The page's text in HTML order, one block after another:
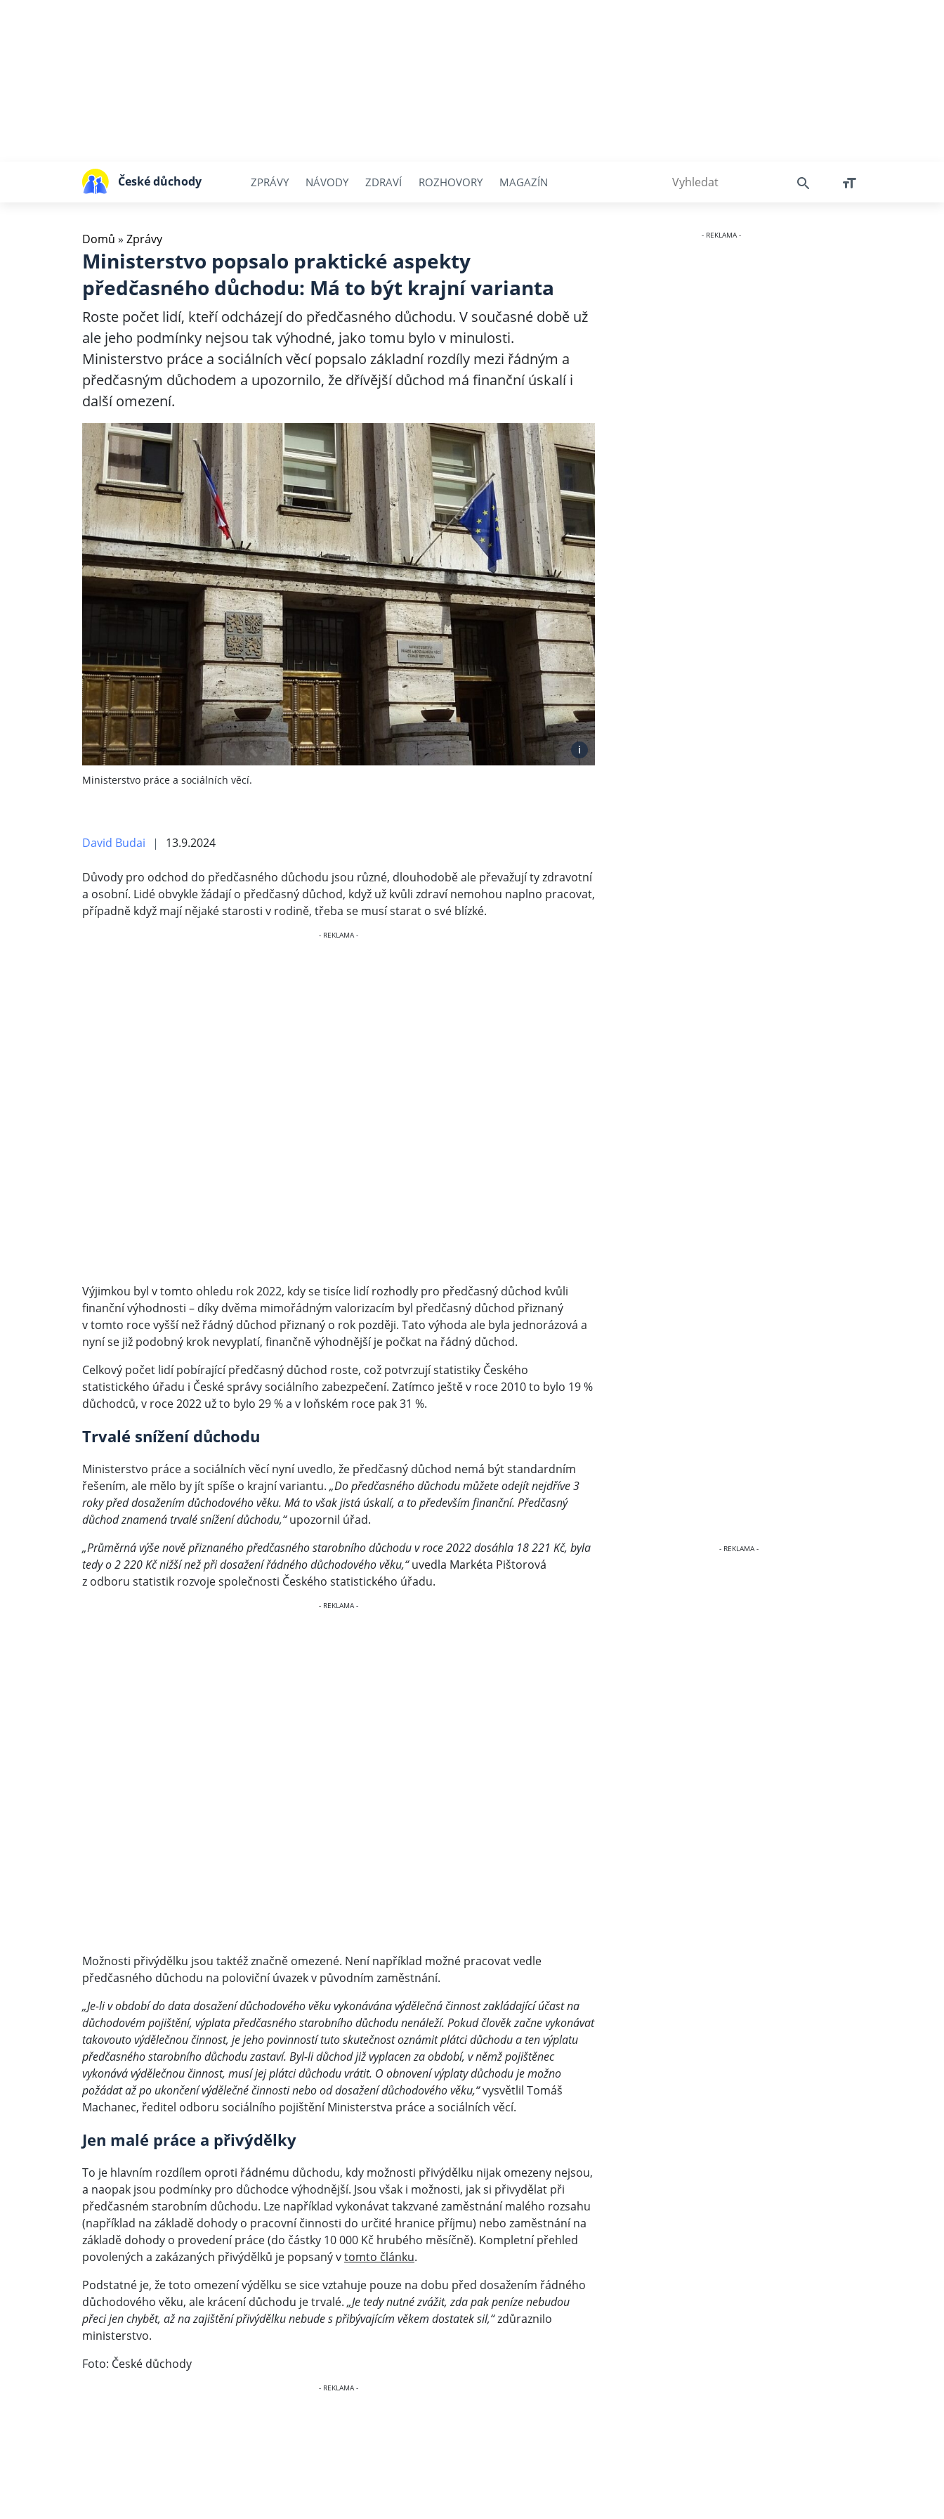
České důchody ZPRÁVY NÁVODY ZDRAVÍ ROZHOVORY MAGAZÍN
Domů » Zprávy
Ministerstvo popsalo praktické aspekty
předčasného důchodu: Má to být krajní varianta
Roste počet lidí, kteří odcházejí do předčasného důchodu. V současné době už
ale jeho podmínky nejsou tak výhodné, jako tomu bylo v minulosti.
Ministerstvo práce a sociálních věcí popsalo základní rozdíly mezi řádným a
předčasným důchodem a upozornilo, že dřívější důchod má finanční úskalí i
další omezení.
i
Ministerstvo práce a sociálních věcí.
David Budai 13.9.2024
Důvody pro odchod do předčasného důchodu jsou různé, dlouhodobě ale převažují ty zdravotní
a osobní. Lidé obvykle žádají o předčasný důchod, když už kvůli zdraví nemohou naplno pracovat,
případně když mají nějaké starosti v rodině, třeba se musí starat o své blízké.
Výjimkou byl v tomto ohledu rok 2022, kdy se tisíce lidí rozhodly pro předčasný důchod kvůli
finanční výhodnosti – díky dvěma mimořádným valorizacím byl předčasný důchod přiznaný
v tomto roce vyšší než řádný důchod přiznaný o rok později. Tato výhoda ale byla jednorázová a
nyní se již podobný krok nevyplatí, finančně výhodnější je počkat na řádný důchod.
Celkový počet lidí pobírající předčasný důchod roste, což potvrzují statistiky Českého
statistického úřadu i České správy sociálního zabezpečení. Zatímco ještě v roce 2010 to bylo 19 %
důchodců, v roce 2022 už to bylo 29 % a v loňském roce pak 31 %.
Trvalé snížení důchodu
Ministerstvo práce a sociálních věcí nyní uvedlo, že předčasný důchod nemá být standardním
řešením, ale mělo by jít spíše o krajní variantu. „Do předčasného důchodu můžete odejít nejdříve 3
roky před dosažením důchodového věku. Má to však jistá úskalí, a to především finanční. Předčasný
důchod znamená trvalé snížení důchodu,“upozornil úřad.
„Průměrná výše nově přiznaného předčasného starobního důchodu v roce 2022 dosáhla 18 221 Kč, byla
tedy o 2 220 Kč nižší než při dosažení řádného důchodového věku,“uvedla Markéta Pištorová
z odboru statistik rozvoje společnosti Českého statistického úřadu.
​Možnosti přivýdělku jsou taktéž značně omezené. Není například možné pracovat vedle
předčasného důchodu na poloviční úvazek v původním zaměstnání.
„Je-li v období do data dosažení důchodového věku vykonávána výdělečná činnost zakládající účast na
důchodovém pojištění, výplata předčasného starobního důchodu nenáleží. Pokud člověk začne vykonávat
takovouto výdělečnou činnost, je jeho povinností tuto skutečnost oznámit plátci důchodu a ten výplatu
předčasného starobního důchodu zastaví. Byl-li důchod již vyplacen za období, v němž pojištěnec
vykonává výdělečnou činnost, musí jej plátci důchodu vrátit. O obnovení výplaty důchodu je možno
požádat až po ukončení výdělečné činnosti nebo od dosažení důchodového věku,“vysvětlil Tomáš
Machanec, ředitel odboru sociálního pojištění Ministerstva práce a sociálních věcí.
Jen malé práce a přivýdělky
To je hlavním rozdílem oproti řádnému důchodu, kdy možnosti přivýdělku nijak omezeny nejsou,
a naopak jsou podmínky pro důchodce výhodnější. Jsou však i možnosti, jak si přivydělat při
předčasném starobním důchodu. Lze například vykonávat takzvané zaměstnání malého rozsahu
(například na základě dohody o pracovní činnosti do určité hranice příjmu) nebo zaměstnání na
základě dohody o provedení práce (do částky 10 000 Kč hrubého měsíčně). Kompletní přehled
povolených a zakázaných přivýdělků je popsaný vtomto článku.
Podstatné je, že toto omezení výdělku se sice vztahuje pouze na dobu před dosažením řádného
důchodového věku, ale krácení důchodu je trvalé.„Je tedy nutné zvážit, zda pak peníze nebudou
přeci jen chybět, až na zajištění přivýdělku nebude s přibývajícím věkem dostatek sil,“zdůraznilo
ministerstvo.
Foto: České důchody